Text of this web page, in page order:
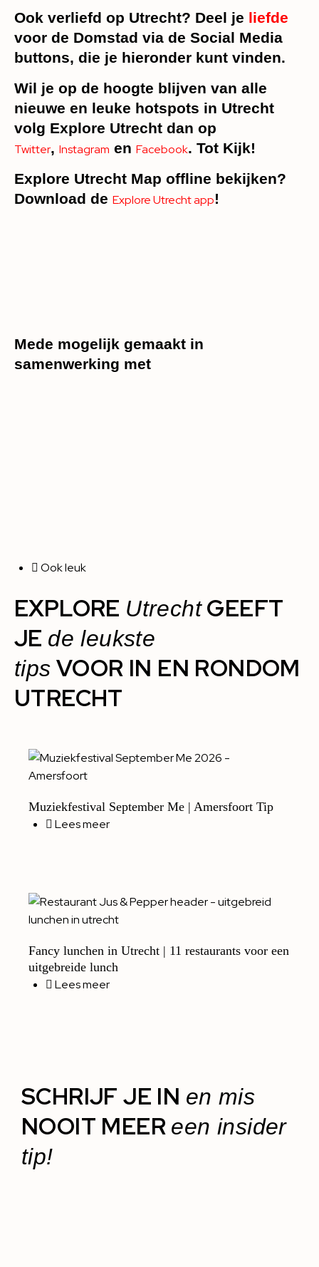
Ook verliefd op Utrecht? Deel je liefde
voor de Domstad via de Social Media
buttons, die je hieronder kunt vinden.
Wil je op de hoogte blijven van alle
nieuwe en leuke hotspots in Utrecht
volg Explore Utrecht dan op
Twitter, Instagram en Facebook. Tot Kijk!
Explore Utrecht Map offline bekijken?
Download de Explore Utrecht app!
Mede mogelijk gemaakt in
samenwerking met
Ook leuk
EXPLORE UtrechtGEEFT
JE de leukste
tips VOOR IN EN RONDOM
UTRECHT
Muziekfestival September Me | Amersfoort Tip
Lees meer
Fancy lunchen in Utrecht | 11 restaurants voor een
uitgebreide lunch
Lees meer
SCHRIJF JE IN en mis
NOOIT MEER een insider
tip!